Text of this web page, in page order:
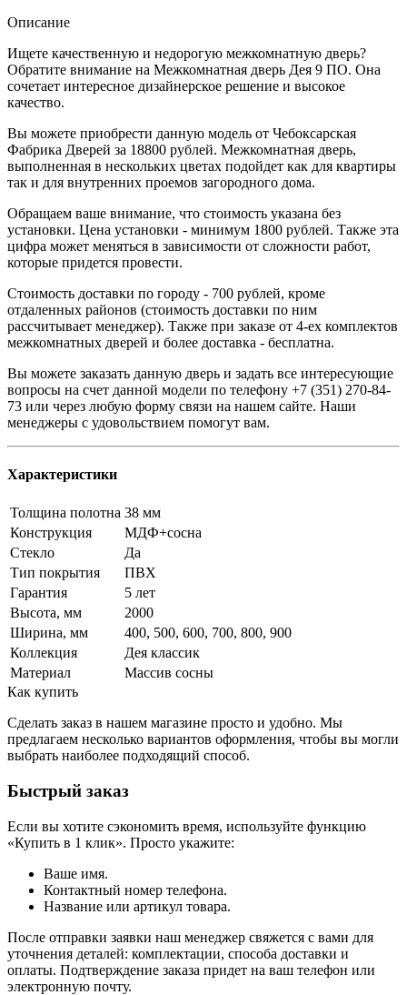
Описание
Ищете качественную и недорогую межкомнатную дверь?
Обратите внимание на Межкомнатная дверь Дея 9 ПО. Она
сочетает интересное дизайнерское решение и высокое
качество.
Вы можете приобрести данную модель от Чебоксарская
Фабрика Дверей за 18800 рублей. Межкомнатная дверь,
выполненная в нескольких цветах подойдет как для квартиры
так и для внутренних проемов загородного дома.
Обращаем ваше внимание, что стоимость указана без
установки. Цена установки - минимум 1800 рублей. Также эта
цифра может меняться в зависимости от сложности работ,
которые придется провести.
Стоимость доставки по городу - 700 рублей, кроме
отдаленных районов (стоимость доставки по ним
рассчитывает менеджер). Также при заказе от 4-ех комплектов
межкомнатных дверей и более доставка - бесплатна.
Вы можете заказать данную дверь и задать все интересующие
вопросы на счет данной модели по телефону +7 (351) 270-84-
73 или через любую форму связи на нашем сайте. Наши
менеджеры с удовольствием помогут вам.
Характеристики
Толщина полотна 38 мм
Конструкция
МДФ+сосна
Стекло
Да
Тип покрытия
ПВХ
Гарантия
5 лет
Высота, мм
2000
Ширина, мм
400, 500, 600, 700, 800, 900
Коллекция
Дея классик
Материал
Массив сосны
Как купить
Сделать заказ в нашем магазине просто и удобно. Мы
предлагаем несколько вариантов оформления, чтобы вы могли
выбрать наиболее подходящий способ.
Быстрый заказ
Если вы хотите сэкономить время, используйте функцию
«Купить в 1 клик». Просто укажите:
Ваше имя.
Контактный номер телефона.
Название или артикул товара.
После отправки заявки наш менеджер свяжется с вами для
уточнения деталей: комплектации, способа доставки и
оплаты. Подтверждение заказа придет на ваш телефон или
электронную почту.